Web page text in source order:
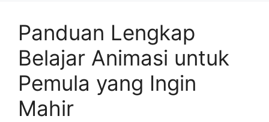
Panduan Lengkap
Belajar Animasi untuk
Pemula yang Ingin
Mahir